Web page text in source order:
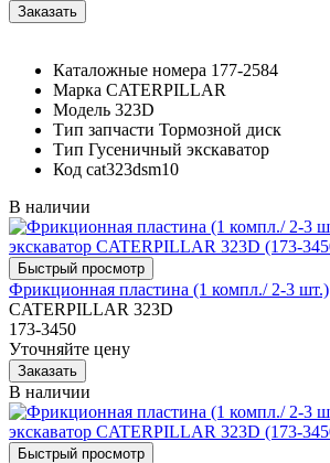
Каталожные номера 177-2584
Марка CATERPILLAR
Модель 323D
Тип запчасти Тормозной диск
Тип Гусеничный экскаватор
Код cat323dsm10
В наличии
Фрикционная пластина (1 компл./ 2-3 шт.)
CATERPILLAR 323D
173-3450
Уточняйте цену
В наличии